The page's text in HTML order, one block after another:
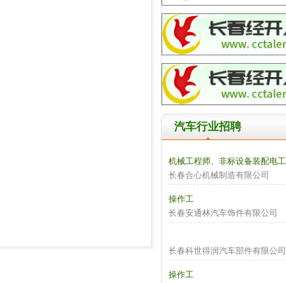
汽车行业招聘
机械工程师、非标设备装配电工
长春合心机械制造有限公司
操作工
长春安通林汽车饰件有限公司
长春科世得润汽车部件有限公
操作工